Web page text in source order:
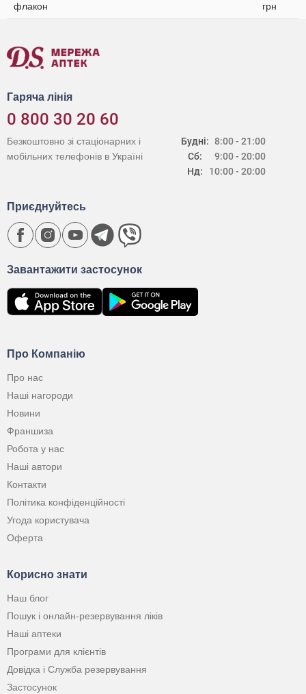
флакон
грн
Гаряча лінія
0 800 30 20 60
Будні:
Сб:
Нд:
8:00 - 21:00
9:00 - 20:00
10:00 - 20:00
Безкоштовно зі стаціонарних і
мобільних телефонів в Україні
Про Компанію
Про нас
Наші нагороди
Новини
Франшиза
Робота у нас
Наші автори
Контакти
Політика конфіденційності
Угода користувача
Оферта
Корисно знати
Наш блог
Пошук і онлайн-резервування ліків
Наші аптеки
Програми для клієнтів
Довідка і Служба резервування
Застосунок
Завантажити застосунок
Приєднуйтесь